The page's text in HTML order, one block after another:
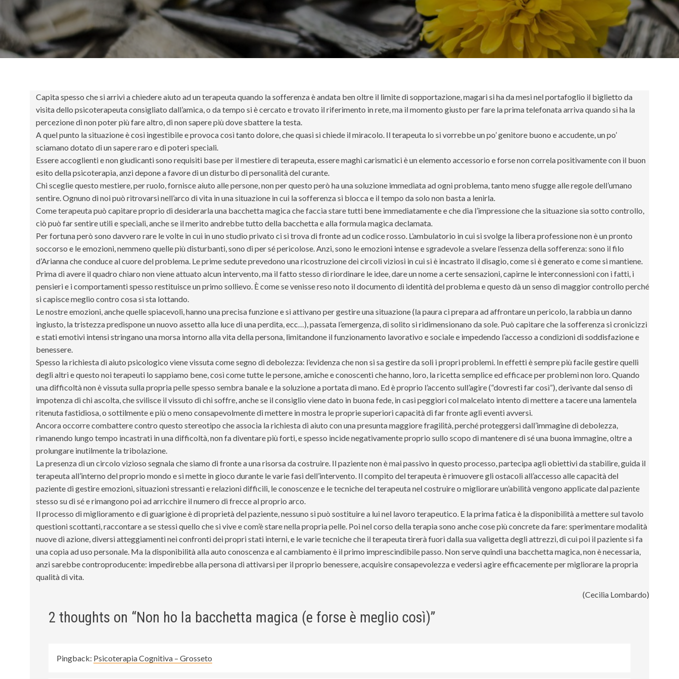
Capita spesso che si arrivi a chiedere aiuto ad un terapeuta quando la sofferenza è andata ben oltre il limite di sopportazione, magari si ha da mesi nel portafoglio il biglietto da
visita dello psicoterapeuta consigliato dall’amica, o da tempo si è cercato e trovato il riferimento in rete, ma il momento giusto per fare la prima telefonata arriva quando si ha la
percezione di non poter più fare altro, di non sapere più dove sbattere la testa.
A quel punto la situazione è così ingestibile e provoca così tanto dolore, che quasi si chiede il miracolo. Il terapeuta lo si vorrebbe un po’ genitore buono e accudente, un po’
sciamano dotato di un sapere raro e di poteri speciali.
Essere accoglienti e non giudicanti sono requisiti base per il mestiere di terapeuta, essere maghi carismatici è un elemento accessorio e forse non correla positivamente con il buon
esito della psicoterapia, anzi depone a favore di un disturbo di personalità del curante.
Chi sceglie questo mestiere, per ruolo, fornisce aiuto alle persone, non per questo però ha una soluzione immediata ad ogni problema, tanto meno sfugge alle regole dell’umano
sentire. Ognuno di noi può ritrovarsi nell’arco di vita in una situazione in cui la sofferenza si blocca e il tempo da solo non basta a lenirla.
Come terapeuta può capitare proprio di desiderarla una bacchetta magica che faccia stare tutti bene immediatamente e che dia l’impressione che la situazione sia sotto controllo,
ciò può far sentire utili e speciali, anche se il merito andrebbe tutto della bacchetta e alla formula magica declamata.
Per fortuna però sono davvero rare le volte in cui in uno studio privato ci si trova di fronte ad un codice rosso. L’ambulatorio in cui si svolge la libera professione non è un pronto
soccorso e le emozioni, nemmeno quelle più disturbanti, sono di per sé pericolose. Anzi, sono le emozioni intense e sgradevole a svelare l’essenza della sofferenza: sono il filo
d’Arianna che conduce al cuore del problema. Le prime sedute prevedono una ricostruzione dei circoli viziosi in cui si è incastrato il disagio, come si è generato e come si mantiene.
Prima di avere il quadro chiaro non viene attuato alcun intervento, ma il fatto stesso di riordinare le idee, dare un nome a certe sensazioni, capirne le interconnessioni con i fatti, i
pensieri e i comportamenti spesso restituisce un primo sollievo. È come se venisse reso noto il documento di identità del problema e questo dà un senso di maggior controllo perché
si capisce meglio contro cosa si sta lottando.
Le nostre emozioni, anche quelle spiacevoli, hanno una precisa funzione e si attivano per gestire una situazione (la paura ci prepara ad affrontare un pericolo, la rabbia un danno
ingiusto, la tristezza predispone un nuovo assetto alla luce di una perdita, ecc…), passata l’emergenza, di solito si ridimensionano da sole. Può capitare che la sofferenza si cronicizzi
e stati emotivi intensi stringano una morsa intorno alla vita della persona, limitandone il funzionamento lavorativo e sociale e impedendo l’accesso a condizioni di soddisfazione e
benessere.
Spesso la richiesta di aiuto psicologico viene vissuta come segno di debolezza: l’evidenza che non si sa gestire da soli i propri problemi. In effetti è sempre più facile gestire quelli
degli altri e questo noi terapeuti lo sappiamo bene, così come tutte le persone, amiche e conoscenti che hanno, loro, la ricetta semplice ed efficace per problemi non loro. Quando
una difficoltà non è vissuta sulla propria pelle spesso sembra banale e la soluzione a portata di mano. Ed è proprio l’accento sull’agire (“dovresti far così”), derivante dal senso di
impotenza di chi ascolta, che svilisce il vissuto di chi soffre, anche se il consiglio viene dato in buona fede, in casi peggiori col malcelato intento di mettere a tacere una lamentela
ritenuta fastidiosa, o sottilmente e più o meno consapevolmente di mettere in mostra le proprie superiori capacità di far fronte agli eventi avversi.
Ancora occorre combattere contro questo stereotipo che associa la richiesta di aiuto con una presunta maggiore fragilità, perché proteggersi dall’immagine di debolezza,
rimanendo lungo tempo incastrati in una difficoltà, non fa diventare più forti, e spesso incide negativamente proprio sullo scopo di mantenere di sé una buona immagine, oltre a
prolungare inutilmente la tribolazione.
La presenza di un circolo vizioso segnala che siamo di fronte a una risorsa da costruire. Il paziente non è mai passivo in questo processo, partecipa agli obiettivi da stabilire, guida il
terapeuta all’interno del proprio mondo e si mette in gioco durante le varie fasi dell’intervento. Il compito del terapeuta è rimuovere gli ostacoli all’accesso alle capacità del
paziente di gestire emozioni, situazioni stressanti e relazioni difficili, le conoscenze e le tecniche del terapeuta nel costruire o migliorare un’abilità vengono applicate dal paziente
stesso su di sé e rimangono poi ad arricchire il numero di frecce al proprio arco.
Il processo di miglioramento e di guarigione è di proprietà del paziente, nessuno si può sostituire a lui nel lavoro terapeutico. E la prima fatica è la disponibilità a mettere sul tavolo
questioni scottanti, raccontare a se stessi quello che si vive e com’è stare nella propria pelle. Poi nel corso della terapia sono anche cose più concrete da fare: sperimentare modalità
nuove di azione, diversi atteggiamenti nei confronti dei propri stati interni, e le varie tecniche che il terapeuta tirerà fuori dalla sua valigetta degli attrezzi, di cui poi il paziente si fa
una copia ad uso personale. Ma la disponibilità alla auto conoscenza e al cambiamento è il primo imprescindibile passo. Non serve quindi una bacchetta magica, non è necessaria,
anzi sarebbe controproducente: impedirebbe alla persona di attivarsi per il proprio benessere, acquisire consapevolezza e vedersi agire efficacemente per migliorare la propria
qualità di vita.
(Cecilia Lombardo)
2 thoughts on “Non ho la bacchetta magica (e forse è meglio così)”
Pingback: Psicoterapia Cognitiva – Grosseto